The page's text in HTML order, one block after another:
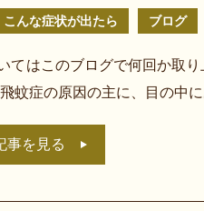
こんな症状が出たら ブログ
てはこのブログで何回か取
蚊症の原因の主に、目の中
事を見る